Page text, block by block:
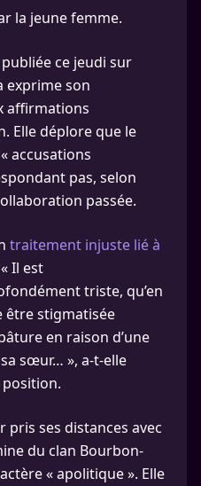
la jeune femme.
ce jeudi sur
exprime son
affirmations
Elle déplore que le
accusations
pas, selon
passée.
traitement injuste lié à
Il est
triste, qu’en
être stigmatisée
en raison d’une
sœur… », a-t-elle
ses distances avec
du clan Bourbon-
« apolitique ». Elle